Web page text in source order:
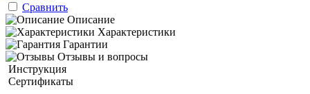
Сравнить
Описание
Характеристики
Гарантии
Отзывы и вопросы
Инструкция
Сертификаты